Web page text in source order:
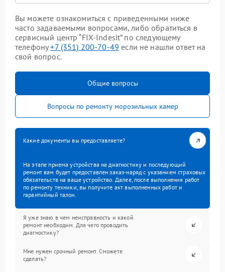
Вы можете ознакомиться с приведенными ниже
часто задаваемыми вопросами, либо обратиться в
сервисный центр “FIX-Indesit” по следующему
телефону+7 (351) 200-70-49 если не нашли ответ на
свой вопрос.
Общие вопросы
Вопросы по ремонту морозильных камер
Какие документы вы предоставляете?
На этапе приема устройства на диагностику и последующий
ремонт вам будет предоставлен заказ-наряд с указанием страховых
обязательств на ваше устройство. Далее, после выполнения работ
по ремонту техники, вы получите акт выполненных работ и
гарантийный талон.
Я уже знаю в чем неисправность и какой
ремонт необходим. Для чего проводить
диагностику?
Мне нужен срочный ремонт. Сможете
сделать?